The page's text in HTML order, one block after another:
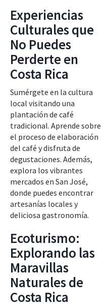
Experiencias
Culturales que
No Puedes
Perderte en
Costa Rica
Sumérgete en la cultura
local visitando una
plantación de café
tradicional. Aprende sobre
el proceso de elaboración
del café y disfruta de
degustaciones. Además,
explora los vibrantes
mercados en San José,
donde puedes encontrar
artesanías locales y
deliciosa gastronomía.
Ecoturismo:
Explorando las
Maravillas
Naturales de
Costa Rica